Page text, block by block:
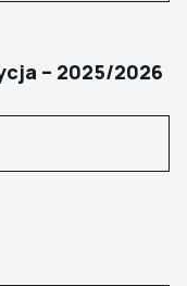
– 2025/2026